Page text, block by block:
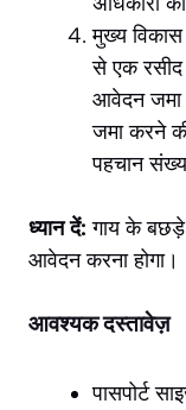
मुख्य विकास
से एक रसीद
आवेदन जमा
जमा करने
पहचान
ध्यान दें: गाय के बछड़े
आवेदन करना होगा।
आवश्यक दस्तावेज़
पासपोर्ट